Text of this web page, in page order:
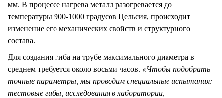
мм. В процессе нагрева металл разогревается до
температуры 900-1000 градусов Цельсия, происходит
изменение его механических свойств и структурного
состава.
Для создания гиба на трубе максимального диаметра в
среднем требуется около восьми часов. «Чтобы подобрать
точные параметры, мы проводим специальные испытания:
тестовые гибы, исследования в лаборатории,